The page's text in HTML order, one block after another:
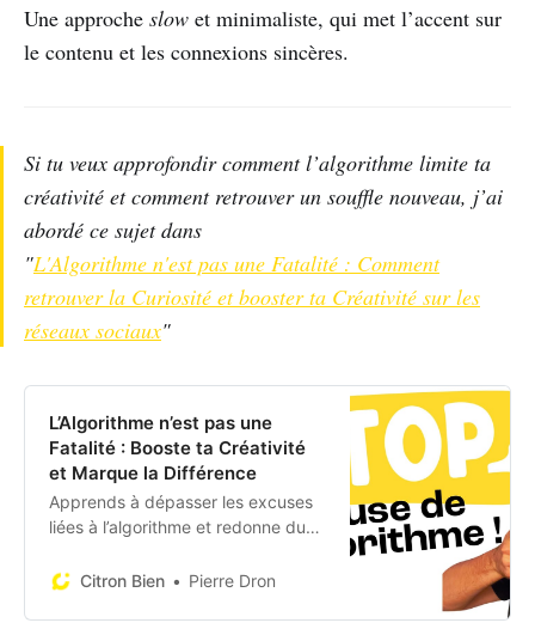
Une approche slow et minimaliste, qui met l’accent sur
le contenu et les connexions sincères.
Si tu veux approfondir comment l’algorithme limite ta
créativité et comment retrouver un souffle nouveau, j’ai
abordé ce sujet dans
"L'Algorithme n'est pas une Fatalité : Comment
retrouver la Curiosité et booster ta Créativité sur les
réseaux sociaux"
L’Algorithme n’est pas une
Fatalité : Booste ta Créativité
et Marque la Différence
Apprends à dépasser les excuses
liées à l’algorithme et redonne du
créer une marque unique sur les
Citron Bien Pierre Dron